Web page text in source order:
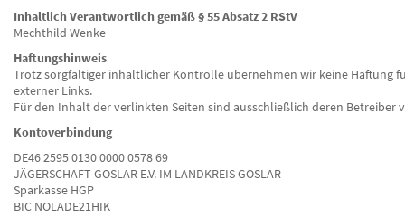
Inhaltlich Verantwortlich gemäß § 55 Absatz 2 RStV
Mechthild Wenke
Haftungshinweis
Trotz sorgfältiger inhaltlicher Kontrolle übernehmen wir keine Haftung
externer Links.
Für den Inhalt der verlinkten Seiten sind ausschließlich deren Betreiber
Kontoverbindung
DE46 2595 0130 0000 0578 69
JÄGERSCHAFT GOSLAR E.V. IM LANDKREIS GOSLAR
Sparkasse HGP
BIC NOLADE21HIK